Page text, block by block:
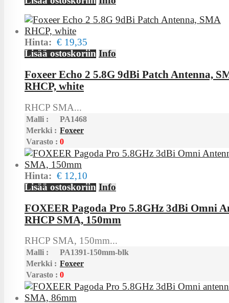
Hinta: € 19,35
Lisää ostoskoriin Info
Foxeer Echo 2 5.8G 9dBi Patch Antenna,
RHCP, white
RHCP SMA...
Malli :
PA1468
Merkki : Foxeer
Varasto : 0
Hinta: € 12,10
Lisää ostoskoriin Info
FOXEER Pagoda Pro 5.8GHz 3dBi Omni
RHCP SMA, 150mm
RHCP SMA, 150mm...
Malli :
PA1391-150mm-blk
Merkki : Foxeer
Varasto : 0